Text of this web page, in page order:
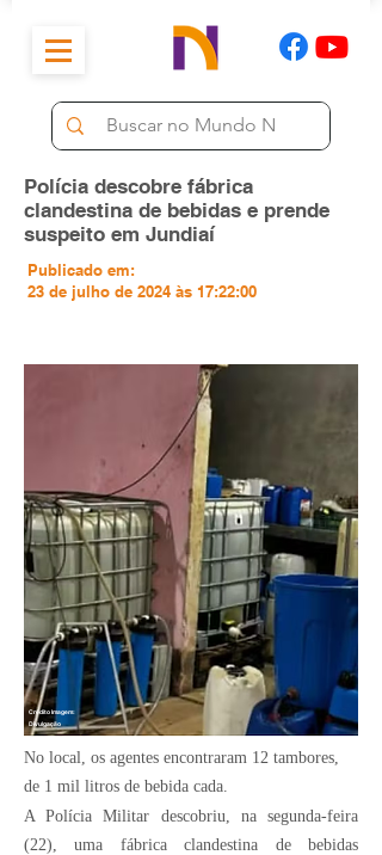
Polícia descobre fábrica
clandestina de bebidas e prende
suspeito em Jundiaí
Publicado em:
23 de julho de 2024 às 17:22:00
Divulgação
Crédito Imagem:
No local, os agentes encontraram 12 tambores,
de 1 mil litros de bebida cada.
A Polícia Militar descobriu, na segunda-feira
(22), uma fábrica clandestina de bebidas